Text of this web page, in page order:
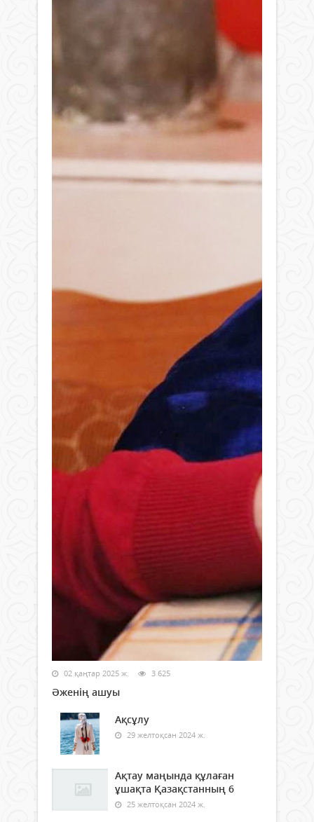
02 қаңтар 2025 ж. 3 625
Әженің ашуы
Ақсұлу
29 желтоқсан 2024 ж.
Ақтау маңында құлаған
ұшақта Қазақстанның 6
25 желтоқсан 2024 ж.